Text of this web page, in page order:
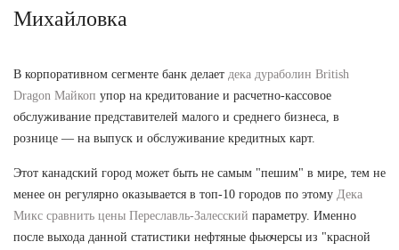
Михайловка
В корпоративном сегменте банк делает дека дураболин British
Dragon Майкоп упор на кредитование и расчетно-кассовое
обслуживание представителей малого и среднего бизнеса, в
рознице — на выпуск и обслуживание кредитных карт.
Этот канадский город может быть не самым "пешим" в мире, тем не
менее он регулярно оказывается в топ-10 городов по этому Дека
Микс сравнить цены Переславль-Залесский параметру. Именно
после выхода данной статистики нефтяные фьючерсы из "красной